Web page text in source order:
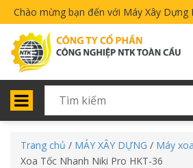
Chào mừng bạn đến với Máy Xây Dựng
Trang chủ / MÁY XÂY DỰNG / Máy
Xoa Tốc Nhanh Niki Pro HKT-36